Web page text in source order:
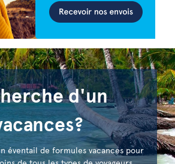
d'un
éventail de formules vacances pour